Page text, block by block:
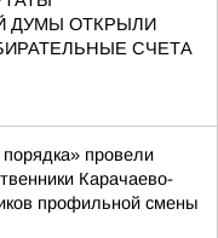
ДУМЫ ОТКРЫЛИ
СЧЕТА
провели
Карачаево-
профильной смены